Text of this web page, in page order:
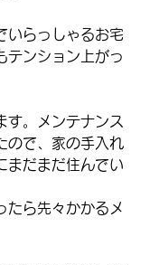
いらっしゃるお宅
テンション上がっ
す。メンテナンス
ので、家の手入れ
まだまだ住んでい
たら先々かかるメ